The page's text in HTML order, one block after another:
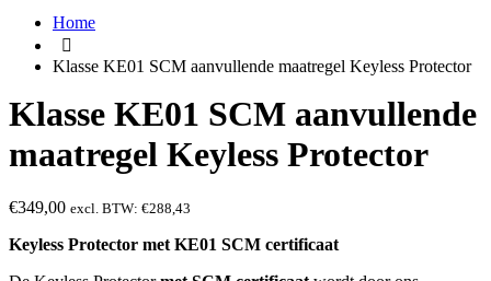
Home
Klasse KE01 SCM aanvullende maatregel Keyless Protector
Klasse KE01 SCM aanvullende
maatregel Keyless Protector
€349,00 excl. BTW: €288,43
Keyless Protector met KE01 SCM certificaat